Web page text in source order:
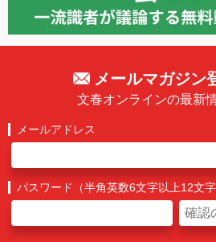
メールマガジン
文春オンラインの最新
メールアドレス
パスワード（半角英数6文字以上12文字